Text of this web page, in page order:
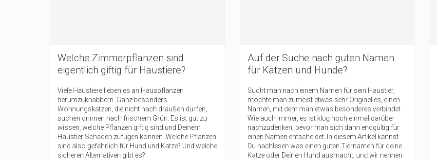
Welche Zimmerpflanzen sind
eigentlich giftig für Haustiere?
Viele Haustiere lieben es an Hauspflanzen
herumzuknabbern. Ganz besonders
Wohnungskatzen, die nicht nach draußen dürfen,
suchen drinnen nach frischem Grün. Es ist gut zu
wissen, welche Pflanzen giftig sind und Deinem
Haustier Schaden zufügen können. Welche Pflanzen
sind also gefährlich für Hund und Katze? Und welche
sicheren Alternativen gibt es?
Auf der Suche nach guten Namen
für Katzen und Hunde?
Sucht man nach einem Namen für sein Haustier,
möchte man zumeist etwas sehr Originelles, einen
Namen, mit dem man etwas besonderes verbindet.
Wie auch immer, es ist klug noch einmal darüber
nachzudenken, bevor man sich dann endgültig für
einen Namen entscheidet. In diesem Artikel kannst
Du nachlesen was einen guten Tiernamen für deine
Katze oder Deinen Hund ausmacht, und wir nennen